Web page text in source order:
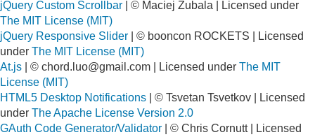
jQuery Custom Scrollbar | © Maciej Zubala | Licensed under
The MIT License (MIT)
jQuery Responsive Slider | © booncon ROCKETS | Licensed
under The MIT License (MIT)
At.js | © chord.luo@gmail.com | Licensed under The MIT
License (MIT)
HTML5 Desktop Notifications | © Tsvetan Tsvetkov | Licensed
under The Apache License Version 2.0
GAuth Code Generator/Validator | © Chris Cornutt | Licensed